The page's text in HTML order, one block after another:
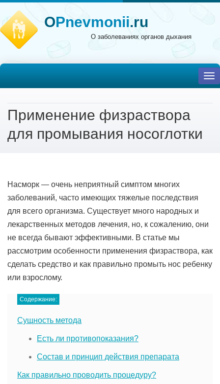
OPnevmonii.ru
О заболеваниях органов дыхания
Применение физраствора
для промывания носоглотки
Насморк — очень неприятный симптом многих
заболеваний, часто имеющих тяжелые последствия
для всего организма. Существует много народных и
лекарственных методов лечения, но, к сожалению, они
не всегда бывают эффективными. В статье мы
рассмотрим особенности применения физраствора, как
сделать средство и как правильно промыть нос ребенку
или взрослому.
Содержание:
Сущность метода
Есть ли противопоказания?
Состав и принцип действия препарата
Как правильно проводить процедуру?